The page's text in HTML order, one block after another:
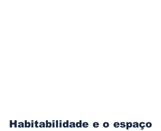
Habitabilidade e o espaço